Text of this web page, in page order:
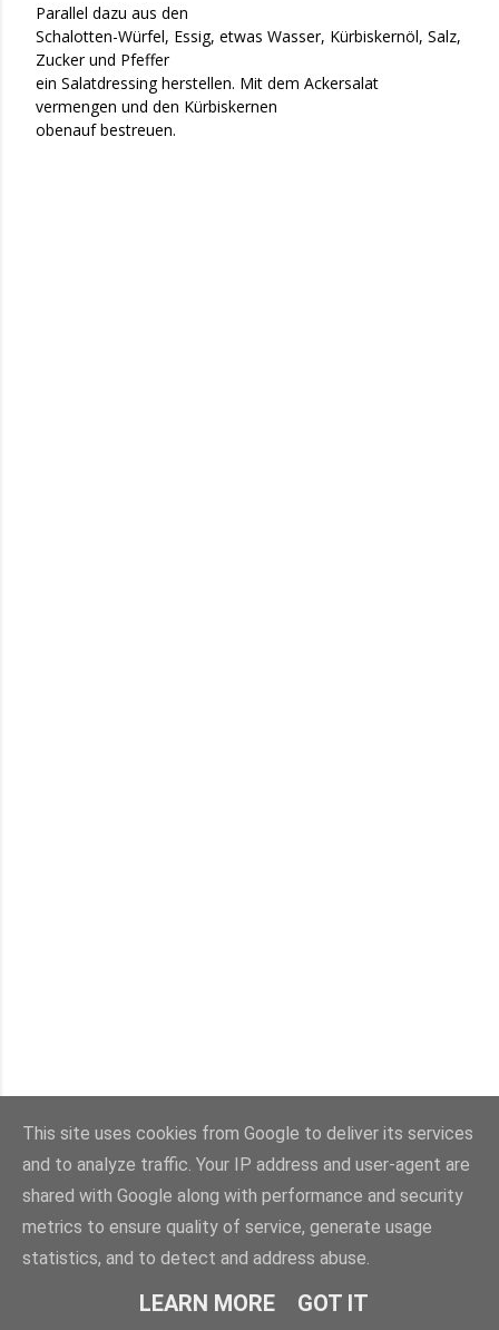
Parallel dazu aus den
Schalotten-Würfel, Essig, etwas Wasser, Kürbiskernöl, Salz,
Zucker und Pfeffer
ein Salatdressing herstellen. Mit dem Ackersalat
vermengen und den Kürbiskernen
obenauf bestreuen.
This site uses cookies from Google to deliver its services
and to analyze traffic. Your IP address and user-agent are
shared with Google along with performance and security
metrics to ensure quality of service, generate usage
statistics, and to detect and address abuse.
LEARN MORE GOT IT